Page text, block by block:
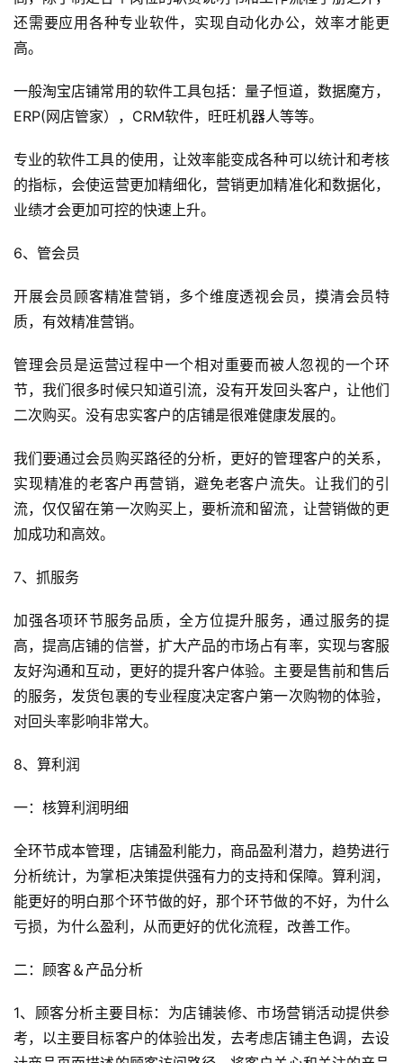
还需要应用各种专业软件，实现自动化办公，效率才能更
高。
一般淘宝店铺常用的软件工具包括：量子恒道，数据魔方，
ERP(网店管家），CRM软件，旺旺机器人等等。
专业的软件工具的使用，让效率能变成各种可以统计和考核
的指标，会使运营更加精细化，营销更加精准化和数据化，
业绩才会更加可控的快速上升。
6、管会员
开展会员顾客精准营销，多个维度透视会员，摸清会员特
质，有效精准营销。
管理会员是运营过程中一个相对重要而被人忽视的一个环
节，我们很多时候只知道引流，没有开发回头客户，让他们
二次购买。没有忠实客户的店铺是很难健康发展的。
我们要通过会员购买路径的分析，更好的管理客户的关系，
实现精准的老客户再营销，避免老客户流失。让我们的引
流，仅仅留在第一次购买上，要析流和留流，让营销做的更
加成功和高效。
7、抓服务
加强各项环节服务品质，全方位提升服务，通过服务的提
高，提高店铺的信誉，扩大产品的市场占有率，实现与客服
友好沟通和互动，更好的提升客户体验。主要是售前和售后
的服务，发货包裹的专业程度决定客户第一次购物的体验，
对回头率影响非常大。
8、算利润
一：核算利润明细
全环节成本管理，店铺盈利能力，商品盈利潜力，趋势进行
分析统计，为掌柜决策提供强有力的支持和保障。算利润，
能更好的明白那个环节做的好，那个环节做的不好，为什么
亏损，为什么盈利，从而更好的优化流程，改善工作。
二：顾客＆产品分析
1、顾客分析主要目标：为店铺装修、市场营销活动提供参
考，以主要目标客户的体验出发，去考虑店铺主色调，去设